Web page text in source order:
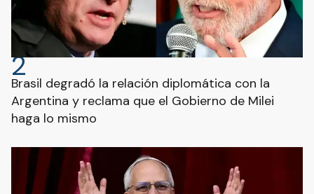
2
Brasil degradó la relación diplomática con la
Argentina y reclama que el Gobierno de Milei
haga lo mismo